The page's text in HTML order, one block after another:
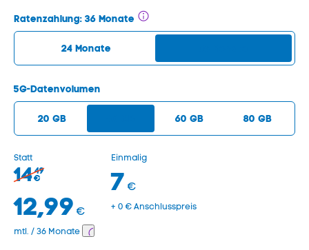
Ratenzahlung: 36 Monate
24 Monate
5G-Datenvolumen
20 GB 60 GB 80 GB
Statt
1449
€
12,99 €
mtl. / 36 Monate
Einmalig
7 €
+ 0 € Anschlusspreis